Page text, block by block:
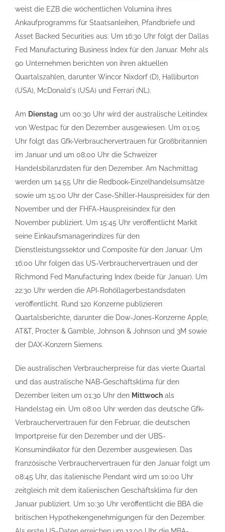
weist die EZB die wöchentlichen Volumina ihres
Ankaufprogramms für Staatsanleihen, Pfandbriefe und
Asset Backed Securities aus. Um 16:30 Uhr folgt der Dallas
Fed Manufacturing Business Index für den Januar. Mehr als
90 Unternehmen berichten von ihren aktuellen
Quartalszahlen, darunter Wincor Nixdorf (D), Halliburton
(USA), McDonaldʼs (USA) und Ferrari (NL).
Am Dienstag um 00:30 Uhr wird der australische Leitindex
von Westpac für den Dezember ausgewiesen. Um 01:05
Uhr folgt das Gfk-Verbrauchervertrauen für Großbritannien
im Januar und um 08:00 Uhr die Schweizer
Handelsbilanzdaten für den Dezember. Am Nachmittag
werden um 14:55 Uhr die Redbook-Einzelhandelsumsätze
sowie um 15:00 Uhr der Case-Shiller-Hauspreisidex für den
November und der FHFA-Hauspreisindex für den
November publiziert. Um 15:45 Uhr veröffentlicht Markit
seine Einkaufsmanagerindizes für den
Dienstleistungssektor und Composite für den Januar. Um
16:00 Uhr folgen das US-Verbrauchervertrauen und der
Richmond Fed Manufacturing Index (beide für Januar). Um
22:30 Uhr werden die API-Rohöllagerbestandsdaten
veröffentlicht. Rund 120 Konzerne publizieren
Quartalsberichte, darunter die Dow-Jones-Konzerne Apple,
AT&T, Procter & Gamble, Johnson & Johnson und 3M sowie
der DAX-Konzern Siemens.
Die australischen Verbraucherpreise für das vierte Quartal
und das australische NAB-Geschäftsklima für den
Dezember leiten um 01:30 Uhr den Mittwoch als
Handelstag ein. Um 08:00 Uhr werden das deutsche Gfk-
Verbrauchervertrauen für den Februar, die deutschen
Importpreise für den Dezember und der UBS-
Konsumindikator für den Dezember ausgewiesen. Das
französische Verbrauchervertrauen für den Januar folgt um
08:45 Uhr, das italienische Pendant wird um 10:00 Uhr
zeitgleich mit dem italienischen Geschäftsklima für den
Januar publiziert. Um 10:30 Uhr veröffentlicht die BBA die
britischen Hypothekengenehmigungen für den Dezember.